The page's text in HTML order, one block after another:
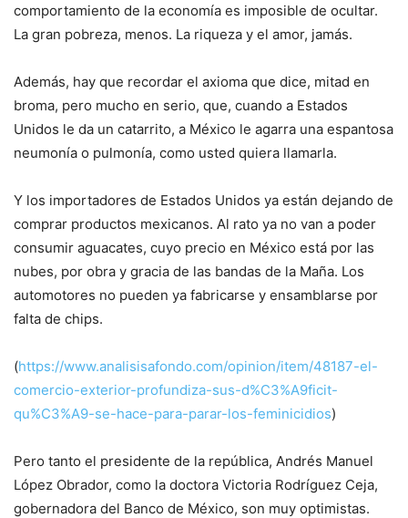
comportamiento de la economía es imposible de ocultar.
La gran pobreza, menos. La riqueza y el amor, jamás.
Además, hay que recordar el axioma que dice, mitad en
broma, pero mucho en serio, que, cuando a Estados
Unidos le da un catarrito, a México le agarra una espantosa
neumonía o pulmonía, como usted quiera llamarla.
Y los importadores de Estados Unidos ya están dejando de
comprar productos mexicanos. Al rato ya no van a poder
consumir aguacates, cuyo precio en México está por las
nubes, por obra y gracia de las bandas de la Maña. Los
automotores no pueden ya fabricarse y ensamblarse por
falta de chips.
(https://www.analisisafondo.com/opinion/item/48187-el-
comercio-exterior-profundiza-sus-d%C3%A9ficit-
qu%C3%A9-se-hace-para-parar-los-feminicidios)
Pero tanto el presidente de la república, Andrés Manuel
López Obrador, como la doctora Victoria Rodríguez Ceja,
gobernadora del Banco de México, son muy optimistas.